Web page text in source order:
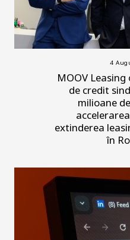
4
MOOV
de credit
milioane
extinderea
în